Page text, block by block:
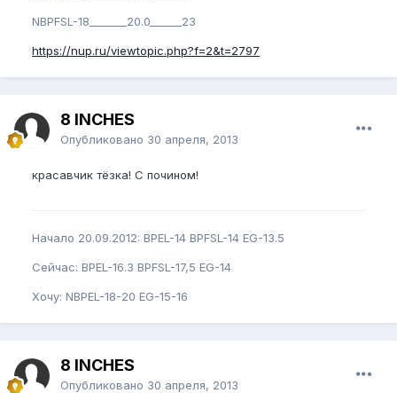
NBPFSL-18_______20.0______23
https://nup.ru/viewtopic.php?f=2&t=2797
8 INCHES
Опубликовано 30 апреля, 2013
красавчик тёзка! С почином!
Начало 20.09.2012: BPEL-14 BPFSL-14 EG-13.5
Сейчас: BPEL-16.3 BPFSL-17,5 EG-14
Хочу: NBPEL-18-20 EG-15-16
8 INCHES
Опубликовано 30 апреля, 2013